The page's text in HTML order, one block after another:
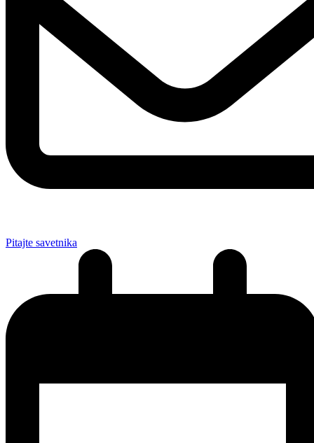
Pitajte savetnika